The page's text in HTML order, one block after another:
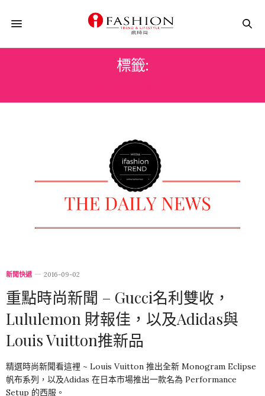
標籤:
新聞快遞 2016-09-02
重點時尚新聞 – Gucci名利雙收，
Lululemon 財報佳，以及Adidas與
Louis Vuitton推新品
精選時尚新聞看這裡 ~ Louis Vuitton 推出全新 Monogram Eclipse
帆布系列，以及Adidas 在日本市場推出一款名為 Performance
Setup 的西服。